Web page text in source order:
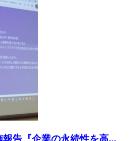
告『企業の永続性を高...